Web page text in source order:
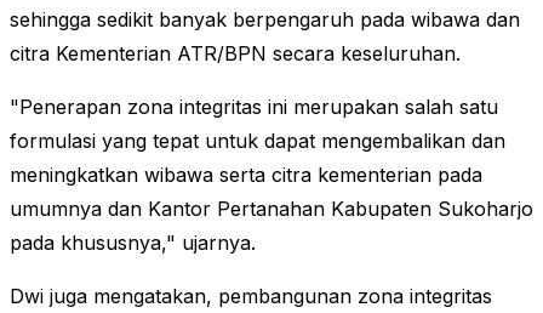
sehingga sedikit banyak berpengaruh pada wibawa dan
citra Kementerian ATR/BPN secara keseluruhan.
"Penerapan zona integritas ini merupakan salah satu
formulasi yang tepat untuk dapat mengembalikan dan
meningkatkan wibawa serta citra kementerian pada
umumnya dan Kantor Pertanahan Kabupaten Sukoharjo
pada khususnya," ujarnya.
Dwi juga mengatakan, pembangunan zona integritas